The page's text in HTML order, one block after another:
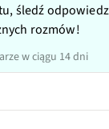
śledź
rozmów!
w ciągu 14 dni